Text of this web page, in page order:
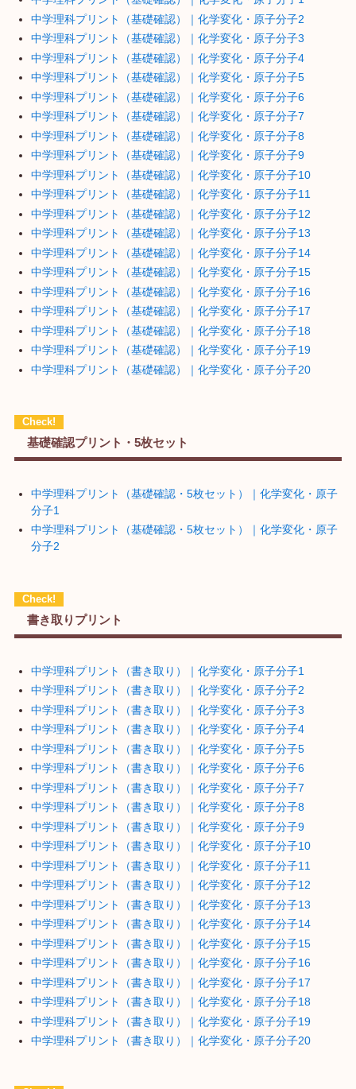
中学理科プリント（基礎確認）｜化学変化・原子分子2
中学理科プリント（基礎確認）｜化学変化・原子分子3
中学理科プリント（基礎確認）｜化学変化・原子分子4
中学理科プリント（基礎確認）｜化学変化・原子分子5
中学理科プリント（基礎確認）｜化学変化・原子分子6
中学理科プリント（基礎確認）｜化学変化・原子分子7
中学理科プリント（基礎確認）｜化学変化・原子分子8
中学理科プリント（基礎確認）｜化学変化・原子分子9
中学理科プリント（基礎確認）｜化学変化・原子分子10
中学理科プリント（基礎確認）｜化学変化・原子分子11
中学理科プリント（基礎確認）｜化学変化・原子分子12
中学理科プリント（基礎確認）｜化学変化・原子分子13
中学理科プリント（基礎確認）｜化学変化・原子分子14
中学理科プリント（基礎確認）｜化学変化・原子分子15
中学理科プリント（基礎確認）｜化学変化・原子分子16
中学理科プリント（基礎確認）｜化学変化・原子分子17
中学理科プリント（基礎確認）｜化学変化・原子分子18
中学理科プリント（基礎確認）｜化学変化・原子分子19
中学理科プリント（基礎確認）｜化学変化・原子分子20
基礎確認プリント・5枚セット
中学理科プリント（基礎確認・5枚セット）｜化学変化・原子
分子1
中学理科プリント（基礎確認・5枚セット）｜化学変化・原子
分子2
書き取りプリント
中学理科プリント（書き取り）｜化学変化・原子分子1
中学理科プリント（書き取り）｜化学変化・原子分子2
中学理科プリント（書き取り）｜化学変化・原子分子3
中学理科プリント（書き取り）｜化学変化・原子分子4
中学理科プリント（書き取り）｜化学変化・原子分子5
中学理科プリント（書き取り）｜化学変化・原子分子6
中学理科プリント（書き取り）｜化学変化・原子分子7
中学理科プリント（書き取り）｜化学変化・原子分子8
中学理科プリント（書き取り）｜化学変化・原子分子9
中学理科プリント（書き取り）｜化学変化・原子分子10
中学理科プリント（書き取り）｜化学変化・原子分子11
中学理科プリント（書き取り）｜化学変化・原子分子12
中学理科プリント（書き取り）｜化学変化・原子分子13
中学理科プリント（書き取り）｜化学変化・原子分子14
中学理科プリント（書き取り）｜化学変化・原子分子15
中学理科プリント（書き取り）｜化学変化・原子分子16
中学理科プリント（書き取り）｜化学変化・原子分子17
中学理科プリント（書き取り）｜化学変化・原子分子18
中学理科プリント（書き取り）｜化学変化・原子分子19
中学理科プリント（書き取り）｜化学変化・原子分子20